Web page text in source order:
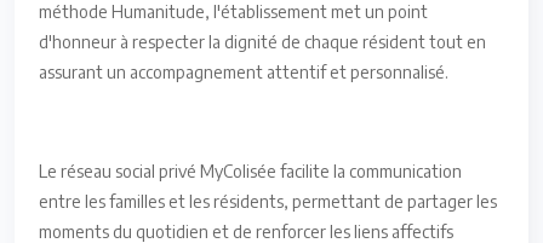
méthode Humanitude, l'établissement met un point
d'honneur à respecter la dignité de chaque résident tout en
assurant un accompagnement attentif et personnalisé.
Le réseau social privé MyColisée facilite la communication
entre les familles et les résidents, permettant de partager les
moments du quotidien et de renforcer les liens affectifs